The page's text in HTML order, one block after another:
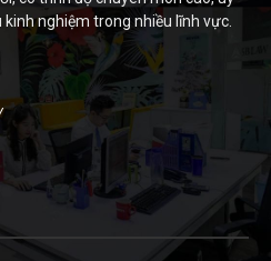
nghiệm trong nhiều lĩnh vực.